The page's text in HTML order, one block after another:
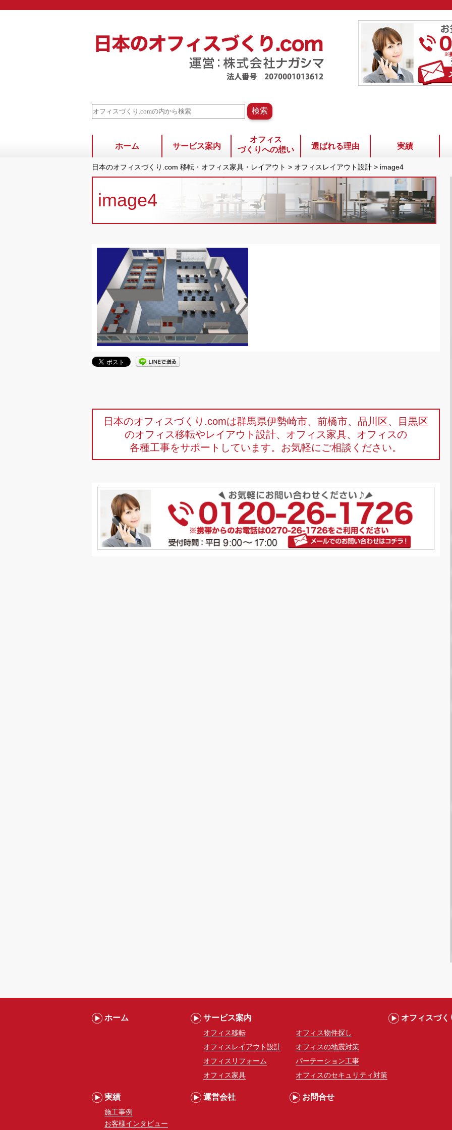
ホーム サービス案内
オフィス
づくりへの想い
選ばれる理由 実績
日本のオフィスづくり.com 移転・オフィス家具・レイアウト > オフィスレイアウト設計 > image4
image4
日本のオフィスづくり.comは群馬県伊勢崎市、前橋市、品川区、目黒区
のオフィス移転やレイアウト設計、オフィス家具、オフィスの
各種工事をサポートしています。お気軽にご相談ください。
ホーム サービス案内
オフィス移転
オフィス物件探し
オフィスレイアウト設計
オフィスの地震対策
オフィスリフォーム
パーテーション工事
オフィス家具
オフィスのセキュリティ対策
オフィスづく
実績
施工事例
お客様インタビュー
運営会社 お問合せ